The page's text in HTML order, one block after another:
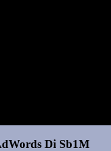
Di Sb1M